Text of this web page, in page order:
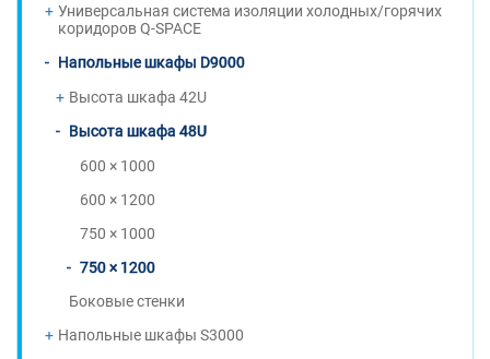
Универсальная система изоляции холодных/горячих
коридоров Q-SPACE
Напольные шкафы D9000
Высота шкафа 42U
Высота шкафа 48U
600 × 1000
600 × 1200
750 × 1000
750 × 1200
Боковые стенки
Напольные шкафы S3000